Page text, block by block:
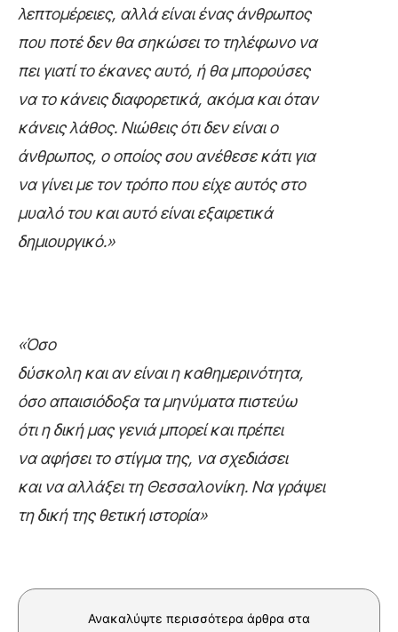
λεπτομέρειες, αλλά είναι ένας άνθρωπος
που ποτέ δεν θα σηκώσει το τηλέφωνο να
πει γιατί το έκανες αυτό, ή θα μπορούσες
να το κάνεις διαφορετικά, ακόμα και όταν
κάνεις λάθος. Νιώθεις ότι δεν είναι ο
άνθρωπος, ο οποίος σου ανέθεσε κάτι για
να γίνει με τον τρόπο που είχε αυτός στο
μυαλό του και αυτό είναι εξαιρετικά
δημιουργικό.»
«Όσο
δύσκολη και αν είναι η καθημερινότητα,
όσο απαισιόδοξα τα μηνύματα πιστεύω
ότι η δική μας γενιά μπορεί και πρέπει
να αφήσει το στίγμα της, να σχεδιάσει
και να αλλάξει τη Θεσσαλονίκη. Να γράψει
τη δική της θετική ιστορία»
Ανακαλύψτε περισσότερα άρθρα στα